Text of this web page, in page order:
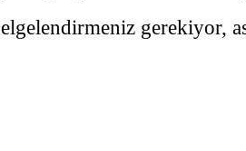
gerekiyor,